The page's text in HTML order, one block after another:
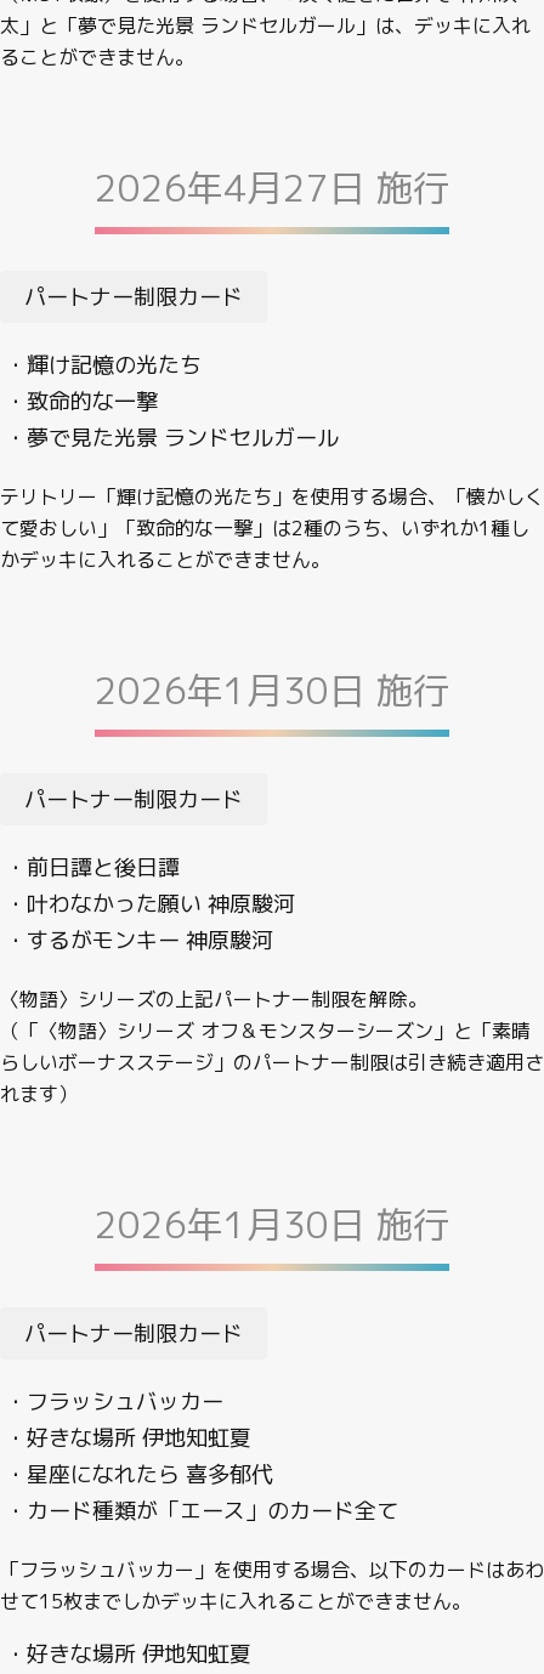
太」と「夢で見た光景 ランドセルガール」は、デッキに入れ
ることができません。
2026年4月27日 施行
パートナー制限カード
・輝け記憶の光たち
・致命的な一撃
・夢で見た光景 ランドセルガール
テリトリー「輝け記憶の光たち」を使用する場合、「懐かしく
て愛おしい」「致命的な一撃」は2種のうち、いずれか1種し
かデッキに入れることができません。
2026年1月30日 施行
パートナー制限カード
・前日譚と後日譚
・叶わなかった願い 神原駿河
・するがモンキー 神原駿河
〈物語〉シリーズの上記パートナー制限を解除。
（「〈物語〉シリーズ オフ＆モンスターシーズン」と「素晴
らしいボーナスステージ」のパートナー制限は引き続き適用さ
れます）
2026年1月30日 施行
パートナー制限カード
・フラッシュバッカー
・好きな場所 伊地知虹夏
・星座になれたら 喜多郁代
・カード種類が「エース」のカード全て
「フラッシュバッカー」を使用する場合、以下のカードはあわ
せて15枚までしかデッキに入れることができません。
・好きな場所 伊地知虹夏